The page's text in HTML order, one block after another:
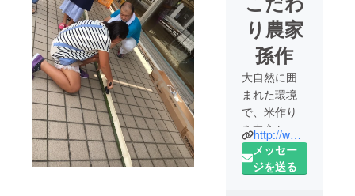
り農家
孫作
大自然に囲
まれた環境
で、米作り
を中心とし
た農業を営
んでおりま
http://www.magosaku.com
メッセー
ジを送る